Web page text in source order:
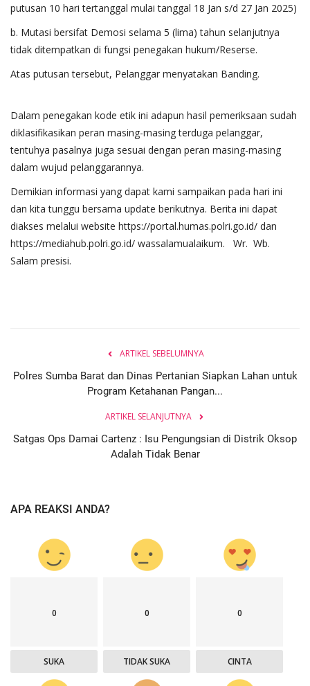
putusan 10 hari tertanggal mulai tanggal 18 Jan s/d 27 Jan 2025)
b. Mutasi bersifat Demosi selama 5 (lima) tahun selanjutnya
tidak ditempatkan di fungsi penegakan hukum/Reserse.
Atas putusan tersebut, Pelanggar menyatakan Banding.
Dalam penegakan kode etik ini adapun hasil pemeriksaan sudah
diklasifikasikan peran masing-masing terduga pelanggar,
tentuhya pasalnya juga sesuai dengan peran masing-masing
dalam wujud pelanggarannya.
Demikian informasi yang dapat kami sampaikan pada hari ini
dan kita tunggu bersama update berikutnya. Berita ini dapat
diakses melalui website https://portal.humas.polri.go.id/ dan
https://mediahub.polri.go.id/ wassalamualaikum. Wr. Wb.
Salam presisi.
ARTIKEL SEBELUMNYA
Polres Sumba Barat dan Dinas Pertanian Siapkan Lahan untuk
Program Ketahanan Pangan...
ARTIKEL SELANJUTNYA
Satgas Ops Damai Cartenz : Isu Pengungsian di Distrik Oksop
Adalah Tidak Benar
APA REAKSI ANDA?
0
SUKA
0
TIDAK SUKA
0
CINTA